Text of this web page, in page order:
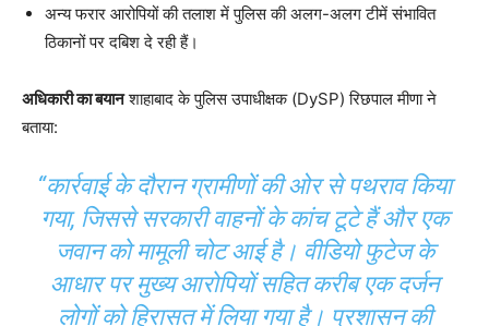
अन्य फरार आरोपियों की तलाश में पुलिस की अलग-अलग टीमें संभावित
ठिकानों पर दबिश दे रही हैं।
अधिकारी का बयानशाहाबाद के पुलिस उपाधीक्षक (DySP) रिछपाल मीणा ने
बताया:
“कार्रवाई के दौरान ग्रामीणों की ओर से पथराव किया
गया, जिससे सरकारी वाहनों के कांच टूटे हैं और एक
जवान को मामूली चोट आई है। वीडियो फुटेज के
आधार पर मुख्य आरोपियों सहित करीब एक दर्जन
लोगों को हिरासत में लिया गया है। प्रशासन की